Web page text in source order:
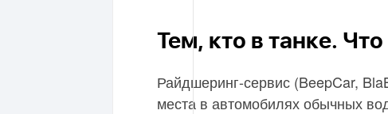
Тем, кто в танке.
Райдшеринг-сервис (BeepCar,
места в автомобилях обычных